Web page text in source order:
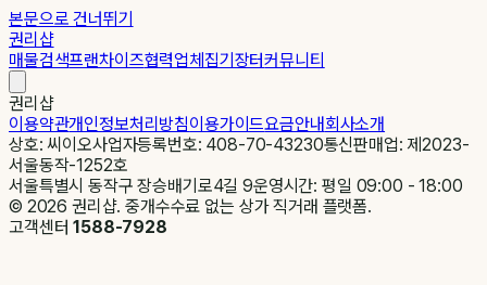
본문으로 건너뛰기
권리샵
매물검색프랜차이즈협력업체집기장터커뮤니티
권리샵
이용약관개인정보처리방침이용가이드요금안내회사소개
상호: 씨이오사업자등록번호: 408-70-43230통신판매업: 제2023-
서울동작-1252호
서울특별시 동작구 장승배기로4길 9운영시간: 평일 09:00 - 18:00
© 2026 권리샵. 중개수수료 없는 상가 직거래 플랫폼.
고객센터1588-7928